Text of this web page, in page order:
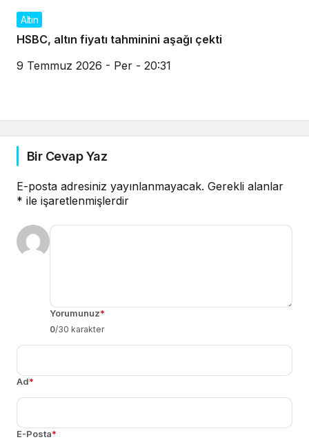
Altın
HSBC, altın fiyatı tahminini aşağı çekti
9 Temmuz 2026 - Per - 20:31
Bir Cevap Yaz
E-posta adresiniz yayınlanmayacak. Gerekli alanlar
* ile işaretlenmişlerdir
Yorumunuz*
0/30 karakter
Ad*
E-Posta*